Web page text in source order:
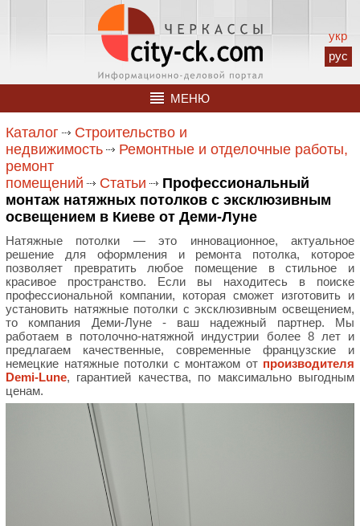
укр
рус
МЕНЮ
Каталог
Строительство и
недвижимость
Ремонтные и отделочные работы,
ремонт
помещений
Статьи
Профессиональный
монтаж натяжных потолков с эксклюзивным
освещением в Киеве от Деми-Луне
Натяжные потолки — это инновационное, актуальное
решение для оформления и ремонта потолка, которое
позволяет превратить любое помещение в стильное и
красивое пространство. Если вы находитесь в поиске
профессиональной компании, которая сможет изготовить и
установить натяжные потолки с эксклюзивным освещением,
то компания Деми-Луне - ваш надежный партнер. Мы
работаем в потолочно-натяжной индустрии более 8 лет и
предлагаем качественные, современные французские и
немецкие натяжные потолки с монтажом от производителя
Demi-Lune, гарантией качества, по максимально выгодным
ценам.